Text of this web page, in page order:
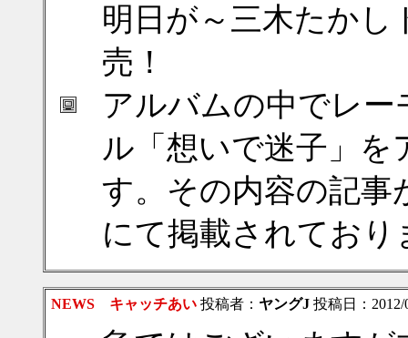
明日が～三木たかし
売！
アルバムの中でレ
ル「想いで迷子」
す。その内容の記事
にて掲載されており
NEWS キャッチあい 投稿者： ヤングJ 投稿日：